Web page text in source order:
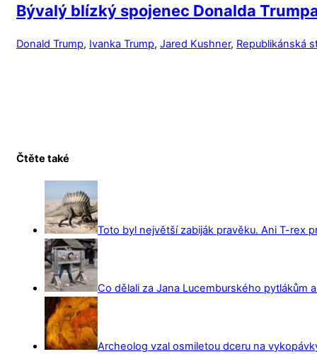
Bývalý blízký spojenec Donalda
Donald Trump, Ivanka Trump, Jared Kushner, Republikánská
Čtěte také
Toto byl největší zabiják pravěku. Ani T-rex
Co dělali za Jana Lucemburského pytlákům
Archeolog vzal osmiletou dceru na